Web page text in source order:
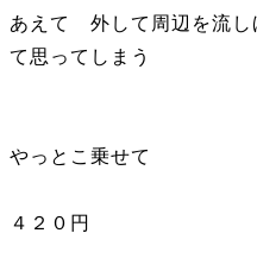
あえて 外して周辺を流し
て思ってしまう
やっとこ乗せて
４２０円